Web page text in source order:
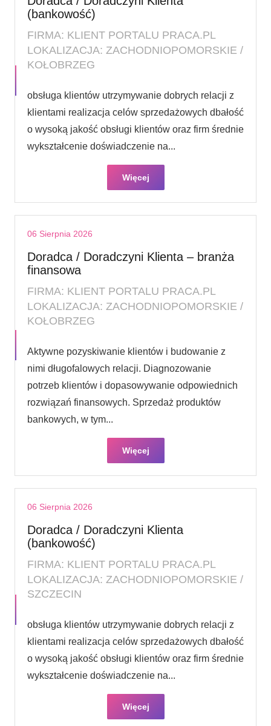
(bankowość)
FIRMA: KLIENT PORTALU PRACA.PL
LOKALIZACJA: ZACHODNIOPOMORSKIE /
KOŁOBRZEG
obsługa klientów utrzymywanie dobrych relacji z
klientami realizacja celów sprzedażowych dbałość
o wysoką jakość obsługi klientów oraz firm średnie
wykształcenie doświadczenie na...
Więcej
06 Sierpnia 2026
Doradca / Doradczyni Klienta – branża
finansowa
FIRMA: KLIENT PORTALU PRACA.PL
LOKALIZACJA: ZACHODNIOPOMORSKIE /
KOŁOBRZEG
Aktywne pozyskiwanie klientów i budowanie z
nimi długofalowych relacji. Diagnozowanie
potrzeb klientów i dopasowywanie odpowiednich
rozwiązań finansowych. Sprzedaż produktów
bankowych, w tym...
Więcej
06 Sierpnia 2026
Doradca / Doradczyni Klienta
(bankowość)
FIRMA: KLIENT PORTALU PRACA.PL
LOKALIZACJA: ZACHODNIOPOMORSKIE /
SZCZECIN
obsługa klientów utrzymywanie dobrych relacji z
klientami realizacja celów sprzedażowych dbałość
o wysoką jakość obsługi klientów oraz firm średnie
wykształcenie doświadczenie na...
Więcej